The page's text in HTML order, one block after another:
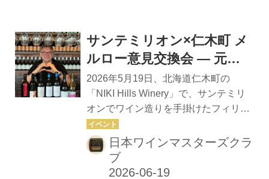
サンテミリオン×仁木町 メ
ルロー意見交換会 ― 元サ
ッカー日本代表監督 フィリ
ップ・トルシエ氏来日記念
イベント ―
2026年5月19日、北海道仁木町の
「NIKI Hills Winery」で、サンテミリ
オンでワイン造りを手掛けたフィリッ
プ・トルシエ氏と、町内3つのワイナ
リーが参加するイベントが開催され
た。各参加者が産地の現状や取り組み
を紹介しながら、メルロをテーマに意
日本ワインマスターズクラ
ブ